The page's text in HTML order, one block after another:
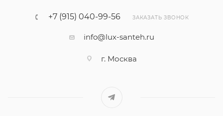
+7 (915) 040-99-56 ЗАКАЗАТЬ ЗВОНОК
info@lux-santeh.ru
г. Москва